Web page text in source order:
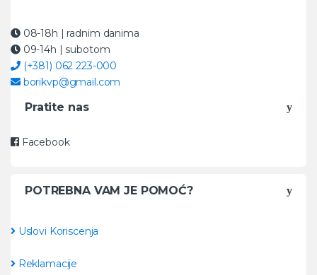
08-18h | radnim danima
09-14h | subotom
(+381) 062 223-000
borikvp@gmail.com
Pratite nas
Facebook
POTREBNA VAM JE POMOĆ?
Uslovi Koriscenja
Reklamacije